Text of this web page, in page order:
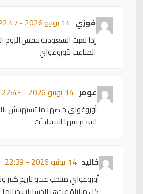
فوزي 14 يونيو 2026 - 22:47
إذا لعبت السعودية بنفس الروح
المتاعب لأوروغواي
عومر 14 يونيو 2026 - 22:43
أوروغواي خاصها ما تستهينش
القدم فيها المفاجآت
خاليد 14 يونيو 2026 - 22:39
أوروغواي منتخب عندو تاريخ كبير